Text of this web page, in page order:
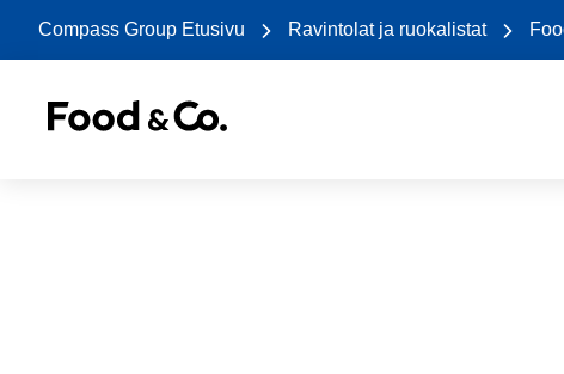
Compass Group Etusivu Ravintolat ja ruokalistat